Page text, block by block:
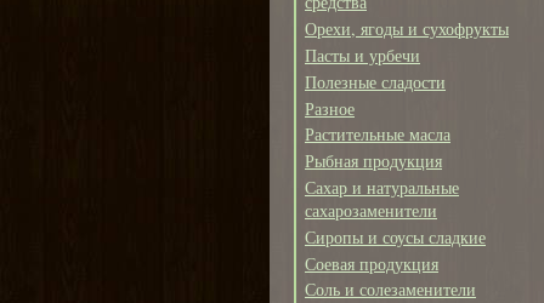
Орехи, ягоды и сухофрукты
Пасты и урбечи
Полезные сладости
Разное
Растительные масла
Рыбная продукция
Сахар и натуральные
сахарозаменители
Сиропы и соусы сладкие
Соевая продукция
Соль и солезаменители